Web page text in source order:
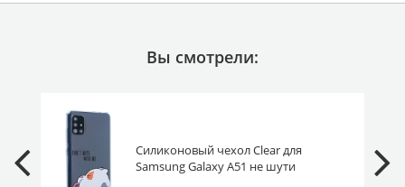
Вы смотрели:
Силиконовый чехол Clear для
Samsung Galaxy A51 не шути